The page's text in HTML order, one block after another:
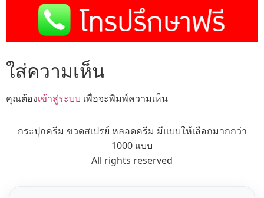
ใส่ความเห็น
คุณต้องเข้าสู่ระบบ เพื่อจะพิมพ์ความเห็น
กระปุกครีม ขวดสเปรย์ หลอดครีม มีแบบให้เลือกมากกว่า
1000 แบบ
All rights reserved